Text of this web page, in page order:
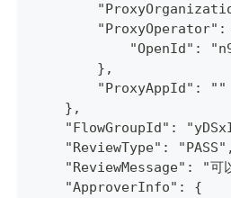
"ProxyOperator":
"OpenId":
        },
        "ProxyAppId": ""
    },
"FlowGroupId":
    "ReviewType": "PASS",
"ReviewMessage": "可
    "ApproverInfo": {